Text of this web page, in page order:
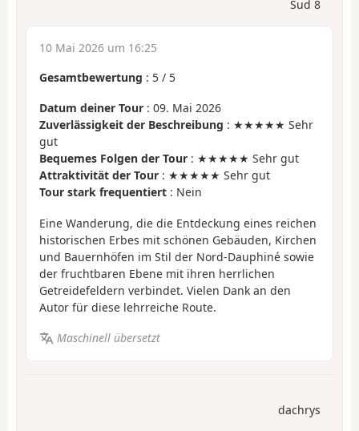
Sud 8
10 Mai 2026 um 16:25
Gesamtbewertung : 5 / 5
Datum deiner Tour : 09. Mai 2026
Zuverlässigkeit der Beschreibung : ★★★★★ Sehr
gut
Bequemes Folgen der Tour : ★★★★★ Sehr gut
Attraktivität der Tour : ★★★★★ Sehr gut
Tour stark frequentiert : Nein
Eine Wanderung, die die Entdeckung eines reichen
historischen Erbes mit schönen Gebäuden, Kirchen
und Bauernhöfen im Stil der Nord-Dauphiné sowie
der fruchtbaren Ebene mit ihren herrlichen
Getreidefeldern verbindet. Vielen Dank an den
Autor für diese lehrreiche Route.
Maschinell übersetzt
dachrys